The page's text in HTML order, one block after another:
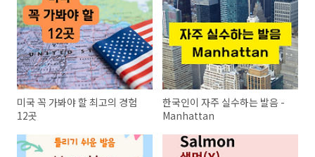
미국 꼭 가봐야 할 최고의 경험
12곳
한국인이 자주 실수하는 발음 -
Manhattan